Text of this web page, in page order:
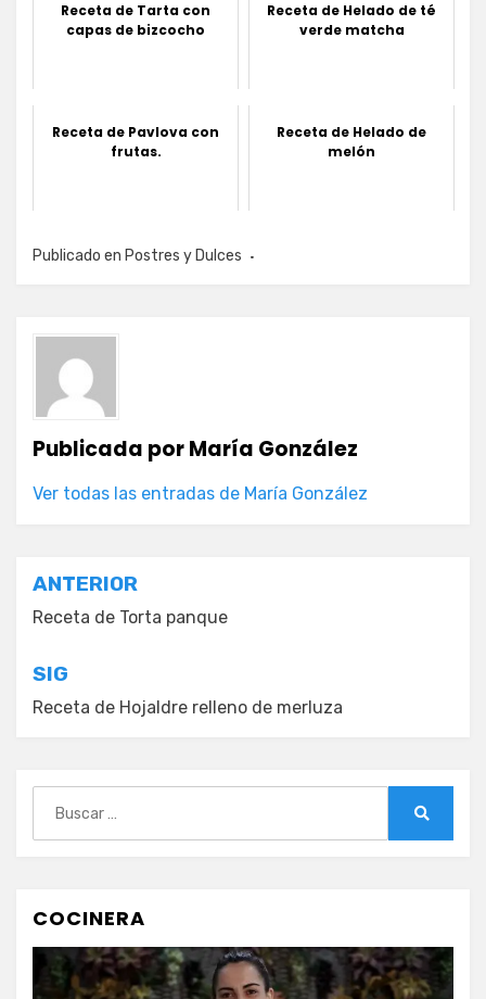
Receta de Tarta con
capas de bizcocho
Receta de Helado de té
verde matcha
Receta de Pavlova con
frutas.
Receta de Helado de
melón
Publicado en Postres y Dulces
Publicada porMaría González
Ver todas las entradas de María González
Navegación
de
entradas
ANTERIOR
Receta de Torta panque
SIG
Receta de Hojaldre relleno de merluza
COCINERA